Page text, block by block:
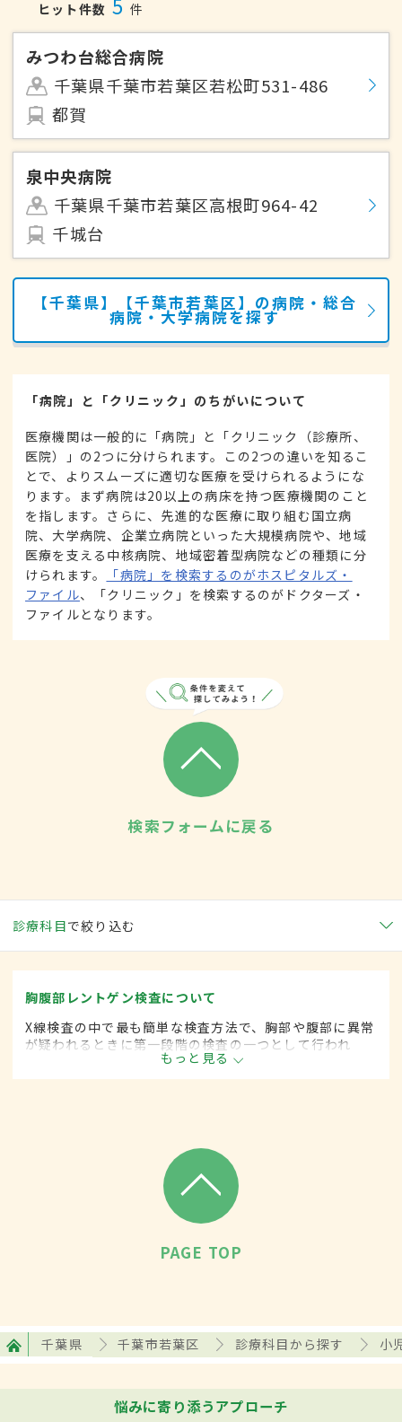
ヒット件数 件
みつわ台総合病院
千葉県千葉市若葉区若松町531-486
都賀
泉中央病院
千葉県千葉市若葉区高根町964-42
千城台
【千葉県】【千葉市若葉区】の病院・総合
病院・大学病院を探す
「病院」と「クリニック」のちがいについて
医療機関は一般的に「病院」と「クリニック（診療所、
医院）」の2つに分けられます。この2つの違いを知るこ
とで、よりスムーズに適切な医療を受けられるようにな
ります。まず病院は20以上の病床を持つ医療機関のこと
を指します。さらに、先進的な医療に取り組む国立病
院、大学病院、企業立病院といった大規模病院や、地域
医療を支える中核病院、地域密着型病院などの種類に分
けられます。
「病院」を検索するのがホスピタルズ・
ファイル、「クリニック」を検索するのがドクターズ・
ファイルとなります。
検索フォームに戻る
診療科目で絞り込む
胸腹部レントゲン検査について
X線検査の中で最も簡単な検査方法で、胸部や腹部に異常
が疑われるときに第一段階の検査の一つとして行われ
もっと見る
PAGE TOP
千葉県 千葉市若葉区 診療科目から探す 小
悩みに寄り添うアプローチ